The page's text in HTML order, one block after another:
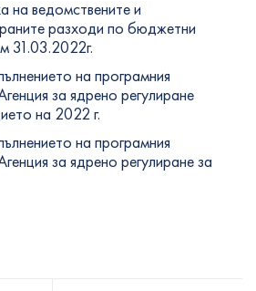
на ведомствените и
разходи по бюджетни
31.03.2022г.
на програмния
за ядрено регулиране
на 2022 г.
на програмния
за ядрено регулиране за